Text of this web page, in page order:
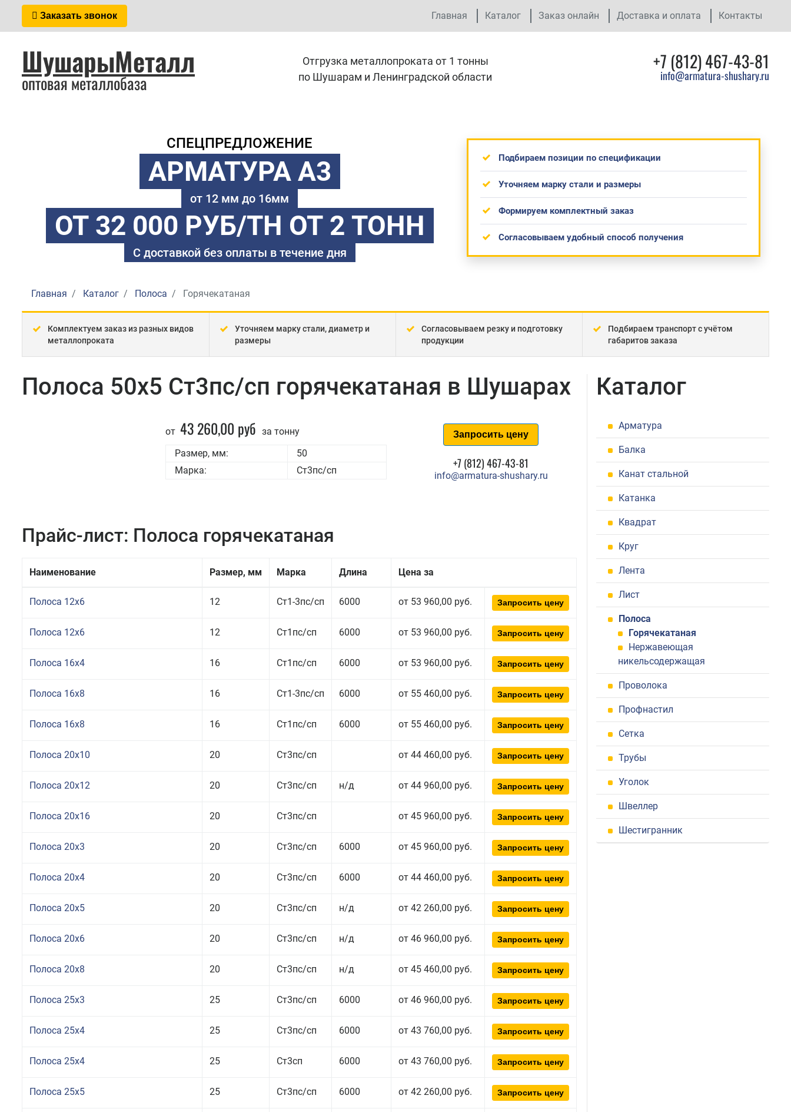
Заказать звонок Главная Каталог Заказ онлайн Доставка и оплата Контакты
ШушарыМеталл
оптовая металлобаза
Отгрузка металлопроката от 1 тонны
по Шушарам и Ленинградской области
+7 (812) 467-43-81
info@armatura-shushary.ru
СПЕЦПРЕДЛОЖЕНИЕ
АРМАТУРА А3
от 12 мм до 16мм
ОТ 32 000 РУБ/ТН ОТ 2 ТОНН
С доставкой без оплаты в течение дня
Подбираем позиции по спецификации
Уточняем марку стали и размеры
Формируем комплектный заказ
Согласовываем удобный способ получения
Главная Каталог Полоса Горячекатаная
Комплектуем заказ из разных видов
металлопроката
Уточняем марку стали, диаметр и
размеры
Согласовываем резку и подготовку
продукции
Подбираем транспорт с учётом
габаритов заказа
Полоса 50x5 Ст3пс/сп горячекатаная в Шушарах
от 43 260,00 руб за тонну
Размер, мм:
50
Марка:
Ст3пс/сп
Запросить цену
+7 (812) 467-43-81
info@armatura-shushary.ru
Прайс-лист: Полоса горячекатаная
Наименование Размер, мм Марка Длина Цена за
Полоса 12x6 12 Ст1-3пс/сп 6000 от 53 960,00 руб. Запросить цену
Полоса 12x6 12 Ст1пс/сп 6000 от 53 960,00 руб. Запросить цену
Полоса 16x4 16 Ст1пс/сп 6000 от 53 960,00 руб. Запросить цену
Полоса 16x8 16 Ст1-3пс/сп 6000 от 55 460,00 руб. Запросить цену
Полоса 16x8 16 Ст1пс/сп 6000 от 55 460,00 руб. Запросить цену
Полоса 20x10 20 Ст3пс/сп от 44 460,00 руб. Запросить цену
Полоса 20x12 20 Ст3пс/сп н/д от 44 960,00 руб. Запросить цену
Полоса 20x16 20 Ст3пс/сп от 45 960,00 руб. Запросить цену
Полоса 20x3 20 Ст3пс/сп 6000 от 45 960,00 руб. Запросить цену
Полоса 20x4 20 Ст3пс/сп 6000 от 44 460,00 руб. Запросить цену
Полоса 20x5 20 Ст3пс/сп н/д от 42 260,00 руб. Запросить цену
Полоса 20x6 20 Ст3пс/сп н/д от 46 960,00 руб. Запросить цену
Полоса 20x8 20 Ст3пс/сп н/д от 45 460,00 руб. Запросить цену
Полоса 25x3 25 Ст3пс/сп 6000 от 46 960,00 руб. Запросить цену
Полоса 25x4 25 Ст3пс/сп 6000 от 43 760,00 руб. Запросить цену
Полоса 25x4 25 Ст3сп 6000 от 43 760,00 руб. Запросить цену
Полоса 25x5 25 Ст3пс/сп 6000 от 42 260,00 руб. Запросить цену
Каталог
Арматура
Балка
Канат стальной
Катанка
Квадрат
Круг
Лента
Лист
Полоса
Горячекатаная
Нержавеющая
никельсодержащая
Проволока
Профнастил
Сетка
Трубы
Уголок
Швеллер
Шестигранник